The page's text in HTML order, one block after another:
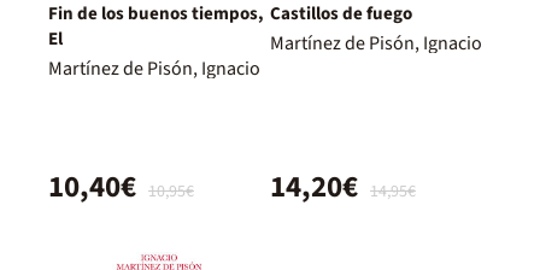
Fin de los buenos tiempos,
El
Martínez de Pisón, Ignacio
10,95€
10,40€
Castillos de fuego
Martínez de Pisón, Ignacio
14,95€
14,20€